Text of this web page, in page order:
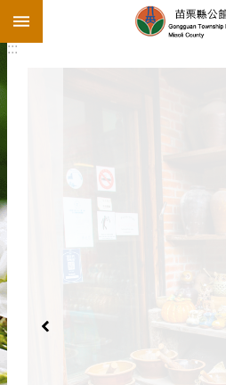
跳到主要內容區塊
:::